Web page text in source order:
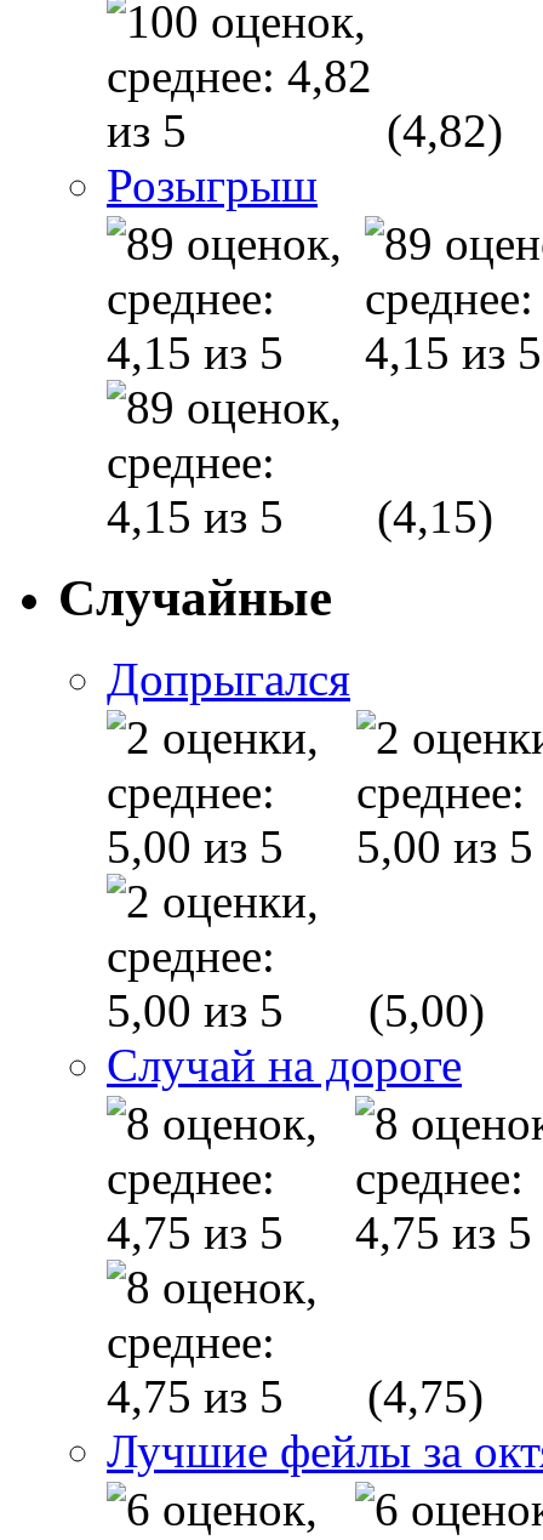
(4,82)
Розыгрыш
(4,15)
Случайные
Допрыгался
(5,00)
Случай на дороге
(4,75)
Лучшие фейлы за